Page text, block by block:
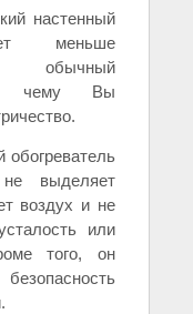
настенный
меньше
обычный
чему Вы
обогреватель
выделяет
воздух и не
или
того, он